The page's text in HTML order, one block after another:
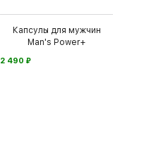
Капсулы для мужчин
Man's Power+
2 490 ⃏